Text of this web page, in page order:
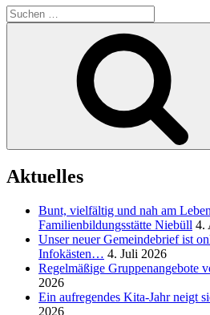
Suchen
nach:
Aktuelles
Bunt, vielfältig und nah am
Familienbildungsstätte Niebüll 4.
Unser neuer Gemeindebrief ist
Infokästen… 4. Juli 2026
Regelmäßige Gruppenangebote
2026
Ein aufregendes Kita-Jahr neigt
2026